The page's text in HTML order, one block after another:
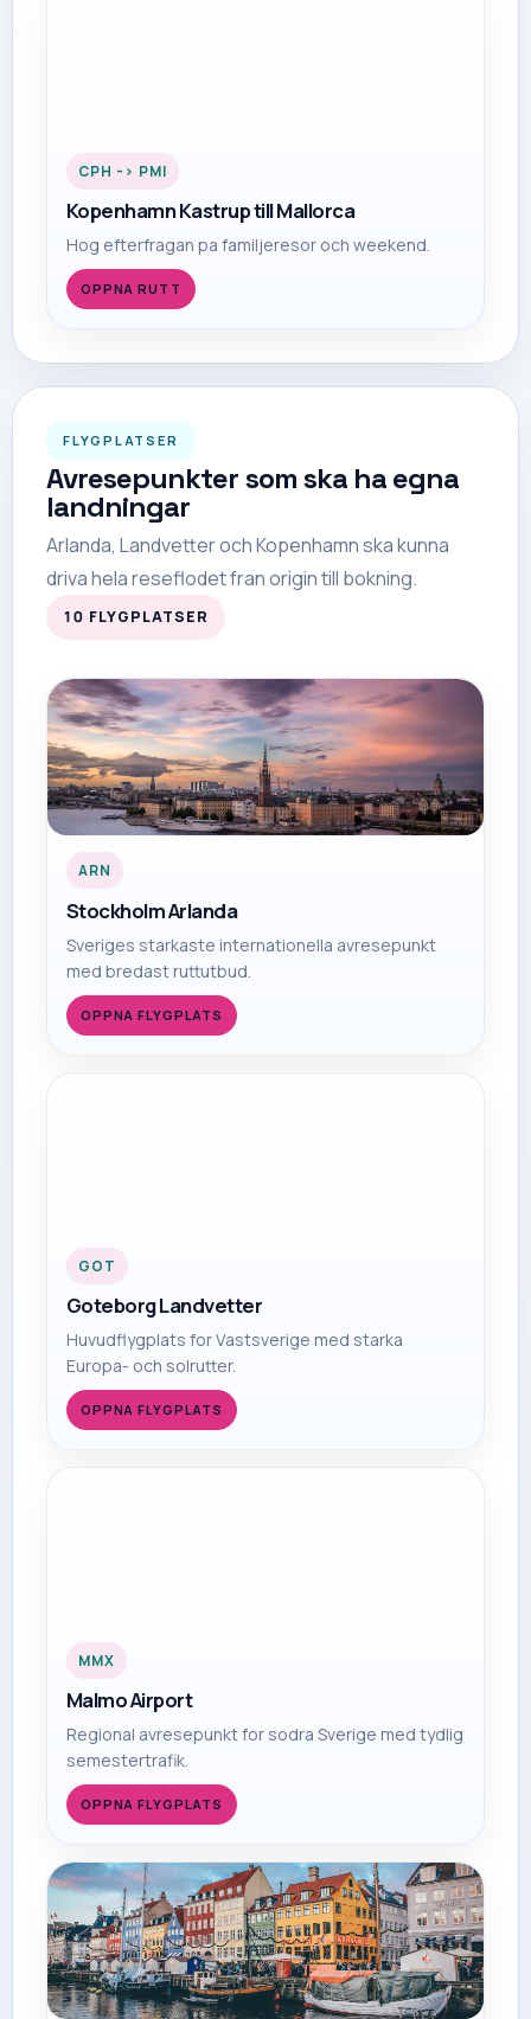
CPH -> PMI
Kopenhamn KastruptillMallorca
Hog efterfragan pa familjeresor och weekend.
OPPNA RUTT
FLYGPLATSER
Avresepunkter som ska ha egna
landningar
Arlanda, Landvetter och Kopenhamn ska kunna
driva hela reseflodet fran origin till bokning.
10 FLYGPLATSER
ARN
Stockholm Arlanda
Sveriges starkaste internationella avresepunkt
med bredast ruttutbud.
OPPNA FLYGPLATS
GOT
Goteborg Landvetter
Huvudflygplats for Vastsverige med starka
Europa- och solrutter.
OPPNA FLYGPLATS
MMX
Malmo Airport
Regional avresepunkt for sodra Sverige med tydlig
semestertrafik.
OPPNA FLYGPLATS